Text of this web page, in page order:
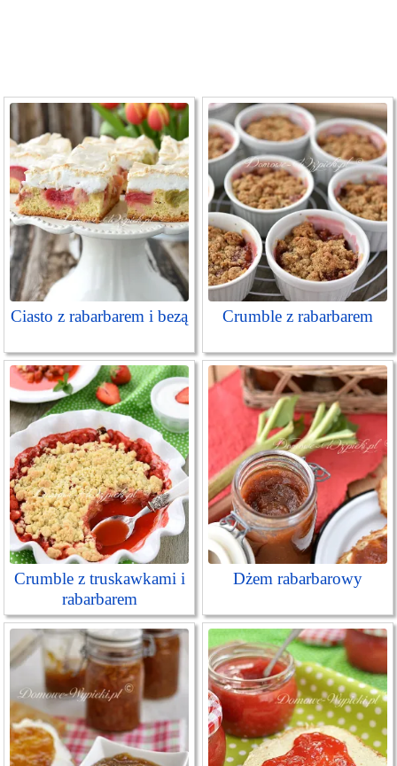
Ciasto z rabarbarem i bezą Crumble z rabarbarem
Crumble z truskawkami i
rabarbarem
Dżem rabarbarowy